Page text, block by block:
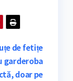
de fetițe
garderoba
doar pe